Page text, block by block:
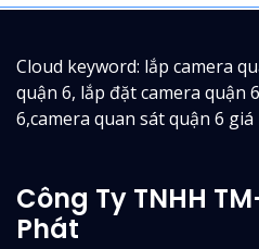
Cloud keyword: lắp camera
quận 6, lắp đặt camera quận
6,camera quan sát quận 6 giá
Công Ty TNHH
Phát